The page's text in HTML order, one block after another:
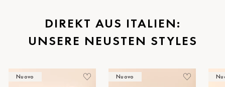
St.Pölten
Staufen
Timmendorf
DIREKT AUS ITALIEN:
UNSERE NEUSTEN STYLES
Nuovo Nuovo